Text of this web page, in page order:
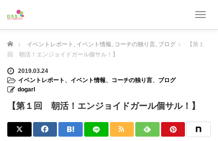
T
g
a
t
ホーム イベントレポート , イベント情報, コーチの独り言, ブログ
【第１
回 朝活！エンジョイドガール個サル！】
2019.03.24
イベントレポート 、 イベント情報、 コーチの独り言、 ブログ
dogarl
【第１回 朝活！エンジョイドガール個サル！】